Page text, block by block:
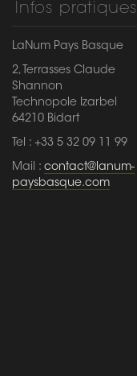
Infos pratiques
LaNum Pays Basque
2, Terrasses Claude
Shannon
Technopole Izarbel
64210 Bidart
Tel : +33 5 32 09 11 99
Mail : contact@lanum-
paysbasque.com